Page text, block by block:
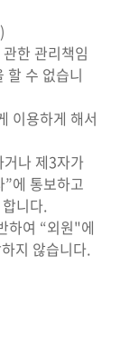
한 관리책임
할 수 없습니
이용하게 해서
나 제3자가
에 통보하고
니다.
하여 “외원"에
지 않습니다.